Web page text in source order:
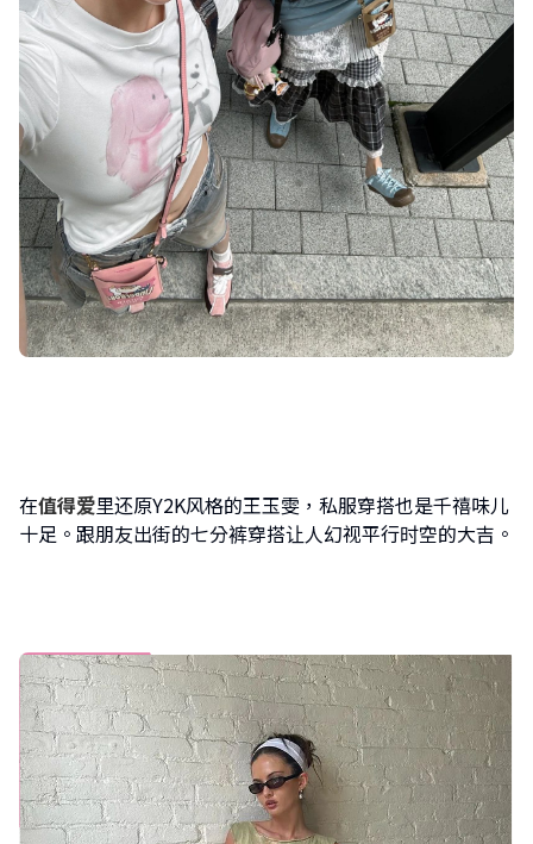
在值得爱里还原Y2K风格的王玉雯，私服穿搭也是千禧味儿
十足。跟朋友出街的七分裤穿搭让人幻视平行时空的大吉。